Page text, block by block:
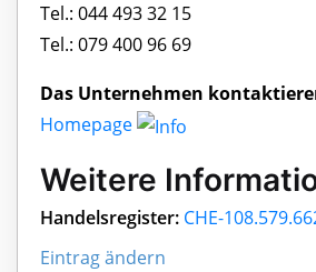
Tel.: 044 493 32 15
Tel.: 079 400 96 69
Das Unternehmen
Homepage
Weitere
Handelsregister: CHE-
Eintrag ändern